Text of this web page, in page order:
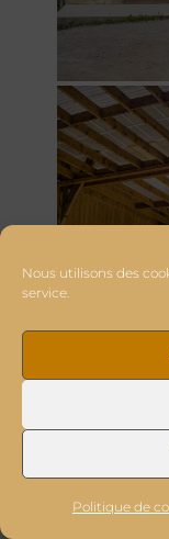
Nous utilisons des
service.
Politique de